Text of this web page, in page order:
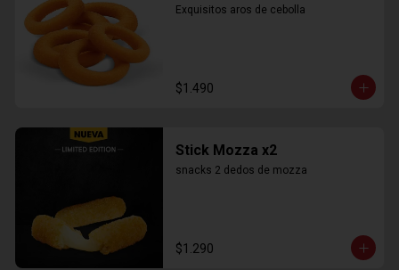
Exquisitos aros de cebolla
$1.490
Stick Mozza x2
snacks 2 dedos de mozza
$1.290